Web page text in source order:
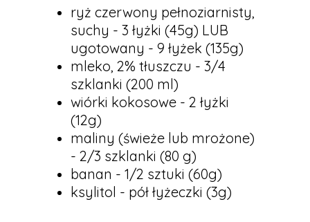
ryż czerwony pełnoziarnisty,
suchy - 3 łyżki (45g) LUB
ugotowany - 9 łyżek (135g)
mleko, 2% tłuszczu - 3/4
szklanki (200 ml)
wiórki kokosowe - 2 łyżki
(12g)
maliny (świeże lub mrożone)
- 2/3 szklanki (80 g)
banan - 1/2 sztuki (60g)
ksylitol - pół łyżeczki (3g)